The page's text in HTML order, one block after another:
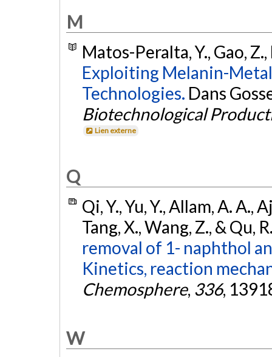
M
Matos-Peralta, Y., Gao,
Exploiting Melanin-
Technologies. Dans
Biotechnological
Lien externe
Q
Qi, Y., Yu, Y., Allam, A. A.,
Tang, X., Wang, Z., & Qu,
removal of 1- naphthol
Kinetics, reaction
Chemosphere, 336,
W